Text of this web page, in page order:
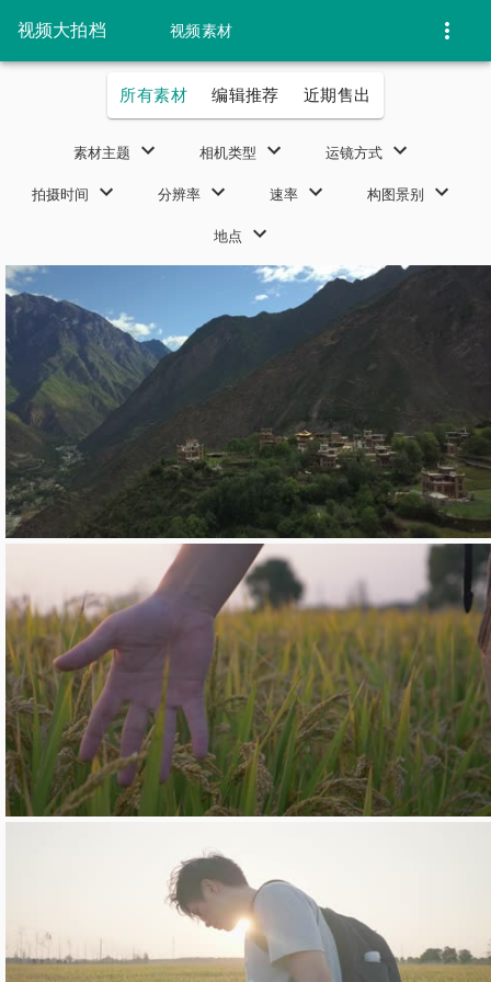
视频大拍档 视频素材
所有素材 编辑推荐 近期售出
素材主题 相机类型 运镜方式
拍摄时间 分辨率 速率 构图景别
地点
Team大拍档
Team大拍档